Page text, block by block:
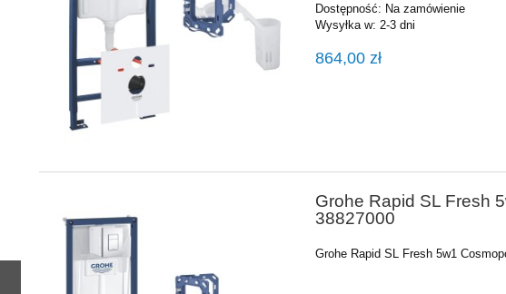
Dostępność: Na zamówienie
Wysyłka w: 2-3 dni
864,00 zł
Grohe Rapid SL Fresh
38827000
Grohe Rapid SL Fresh 5w1